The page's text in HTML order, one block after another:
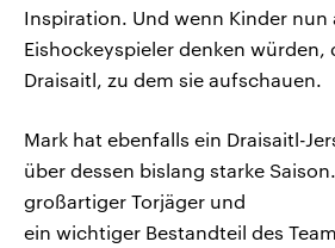
Inspiration. Und wenn Kinder nun
Eishockeyspieler denken würden,
Draisaitl, zu dem sie aufschauen.
Mark hat ebenfalls ein Draisaitl-
über dessen bislang starke
großartiger Torjäger und
ein wichtiger Bestandteil des